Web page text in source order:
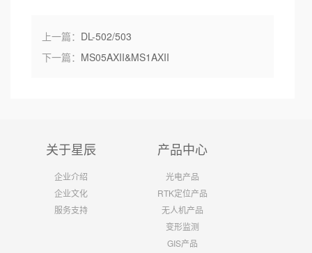
上一篇： DL-502/503
下一篇： MS05AXII&MS1AXII
关于星辰
企业介绍
企业文化
服务支持
产品中心
光电产品
RTK定位产品
无人机产品
变形监测
GIS产品